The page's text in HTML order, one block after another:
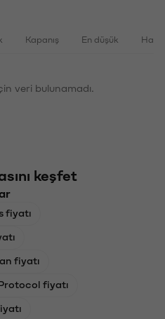
Kapanış En düşük
veri bulunamadı.
keşfet
fiyatı
fiyatı
fiyatı